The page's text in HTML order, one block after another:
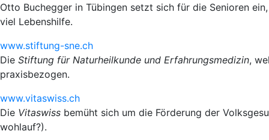
Otto Buchegger in Tübingen setzt sich für die Senioren
viel Lebenshilfe.
www.stiftung-sne.ch
Die Stiftung für Naturheilkunde und Erfahrungsmedizin,
praxisbezogen.
www.vitaswiss.ch
Die Vitaswiss bemüht sich um die Förderung der
wohlauf?).